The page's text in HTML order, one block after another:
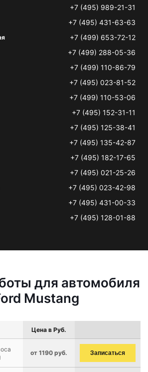
+7 (495) 989-21-31
+7 (495) 431-63-63
+7 (499) 653-72-12
+7 (499) 288-05-36
+7 (499) 110-86-79
+7 (495) 023-81-52
+7 (499) 110-53-06
+7 (495) 152-31-11
+7 (495) 125-38-41
+7 (495) 135-42-87
+7 (495) 182-17-65
+7 (495) 021-25-26
+7 (495) 023-42-98
+7 (495) 431-00-33
+7 (495) 128-01-88
для автомобиля
Mustang
Цена в Руб.
от 1190 руб. Записаться